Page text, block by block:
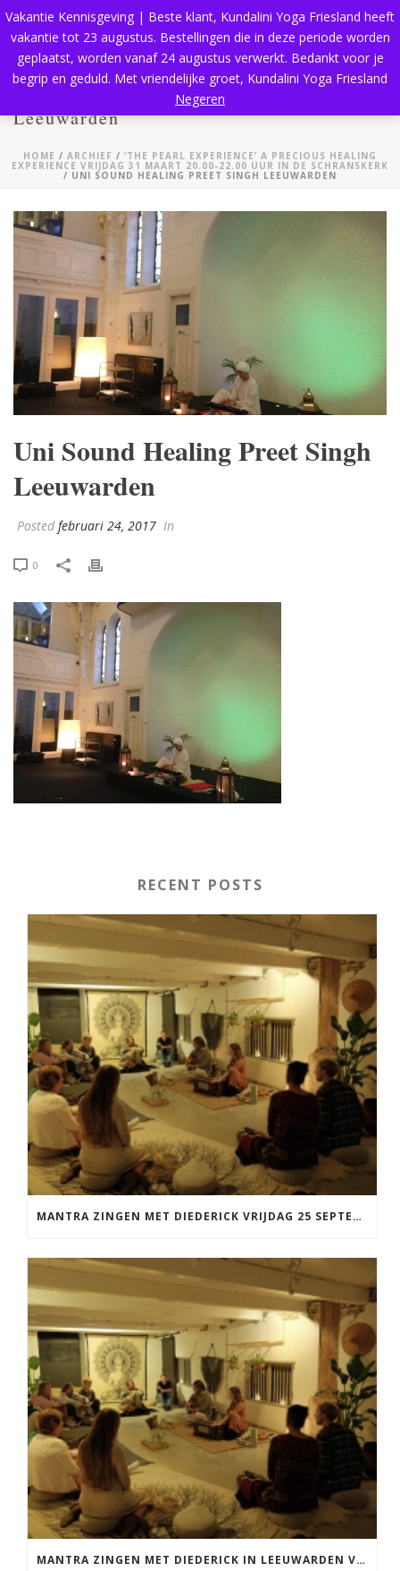
Uni Sound Healing Preet Singh
Leeuwarden
HOME / ARCHIEF / ‘THE PEARL EXPERIENCE’ A PRECIOUS HEALING
EXPERIENCE VRIJDAG 31 MAART 20.00-22.00 UUR IN DE SCHRANSKERK
/ UNI SOUND HEALING PREET SINGH LEEUWARDEN
Uni Sound Healing Preet Singh
Leeuwarden
Posted februari 24, 2017 In
0
RECENT POSTS
MANTRA ZINGEN MET DIEDERICK VRIJDAG 25 SEPTEMBER EN 20 NOVEMBER
MANTRA ZINGEN MET DIEDERICK IN LEEUWARDEN VRIJDAG 12 JUNI KIRTAN
Vakantie Kennisgeving | Beste klant, Kundalini Yoga Friesland heeft
vakantie tot 23 augustus. Bestellingen die in deze periode worden
geplaatst, worden vanaf 24 augustus verwerkt. Bedankt voor je
begrip en geduld. Met vriendelijke groet, Kundalini Yoga Friesland
Negeren